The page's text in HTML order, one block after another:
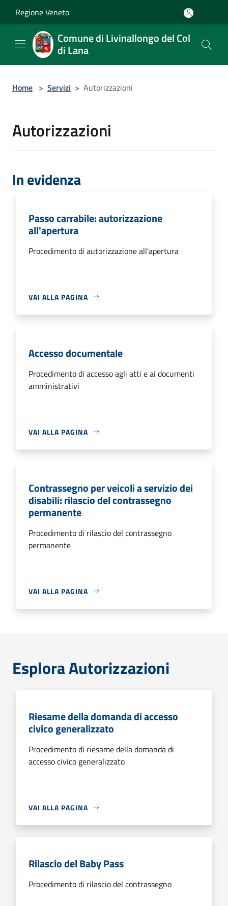
Regione Veneto
Comune di Livinallongo del Col
di Lana
Home > Servizi > Autorizzazioni
Autorizzazioni
In evidenza
Passo carrabile: autorizzazione
all'apertura
Procedimento di autorizzazione all'apertura
VAI ALLA PAGINA
Accesso documentale
Procedimento di accesso agli atti e ai documenti
amministrativi
VAI ALLA PAGINA
Contrassegno per veicoli a servizio dei
disabili: rilascio del contrassegno
permanente
Procedimento di rilascio del contrassegno
permanente
VAI ALLA PAGINA
Esplora Autorizzazioni
Riesame della domanda di accesso
civico generalizzato
Procedimento di riesame della domanda di
accesso civico generalizzato
VAI ALLA PAGINA
Rilascio del Baby Pass
Procedimento di rilascio del contrassegno